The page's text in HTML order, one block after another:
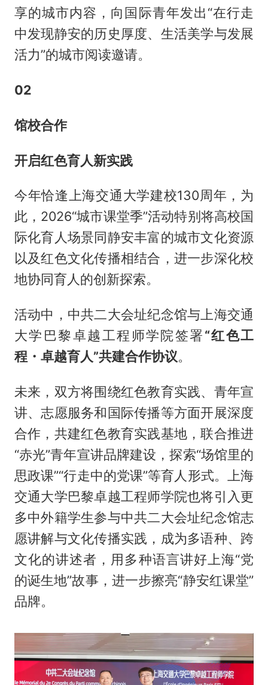
享的城市内容，向国际青年发出“在行走
中发现静安的历史厚度、生活美学与发展
活力”的城市阅读邀请。
02
馆校合作
开启红色育人新实践
今年恰逢上海交通大学建校130周年，为
此，2026“城市课堂季”活动特别将高校国
际化育人场景同静安丰富的城市文化资源
以及红色文化传播相结合，进一步深化校
地协同育人的创新探索。
活动中，中共二大会址纪念馆与上海交通
大学巴黎卓越工程师学院签署“红色工
程・卓越育人”共建合作协议。
未来，双方将围绕红色教育实践、青年宣
讲、志愿服务和国际传播等方面开展深度
合作，共建红色教育实践基地，联合推进
“赤光”青年宣讲品牌建设，探索“场馆里的
思政课”“行走中的党课”等育人形式。上海
交通大学巴黎卓越工程师学院也将引入更
多中外籍学生参与中共二大会址纪念馆志
愿讲解与文化传播实践，成为多语种、跨
文化的讲述者，用多种语言讲好上海“党
的诞生地”故事，进一步擦亮“静安红课堂”
品牌。